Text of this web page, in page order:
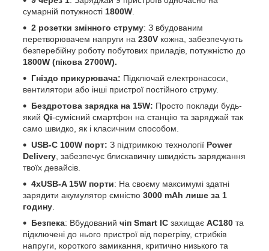
сумарній потужності 1800W
2 розетки змінного струму: З вбудованим
перетворювачем напруги на 230V кожна, забезпечують
безперебійну роботу побутових приладів, потужністю до
1800W (пікова 2700W).
Гніздо прикурювача: Підключай електронасоси,
вентилятори або інші пристрої постійного струму.
Бездротова зарядка на 15W: Просто поклади будь-
який Qi-сумісний смартфон на станцію та заряджай так
само швидко, як і класичним способом.
USB-C 100W порт: З підтримкою технології Power
Delivery , забезпечує блискавичну швидкість заряджання
твоїх девайсів.
4хUSB-A 15W порти: На своєму максимумі здатні
зарядити акумулятор ємністю 3000 mAh лише за 1
годину
Безпека: Вбудований чіп Smart IC захищає AC180 та
підключені до нього пристрої від перегріву, стрибків
напруги, короткого замикання, критично низького та